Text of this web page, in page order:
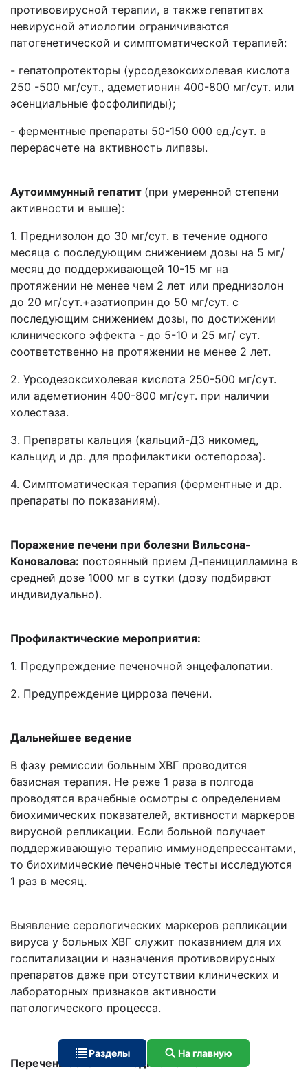
противовирусной терапии, а также гепатитах
невирусной этиологии ограничиваются
патогенетической и симптоматической терапией:
- гепатопротекторы (урсодезоксихолевая кислота
250 -500 мг/сут., адеметионин 400-800 мг/сут. или
эсенциальные фосфолипиды);
- ферментные препараты 50-150 000 ед./сут. в
перерасчете на активность липазы.
Аутоиммунный гепатит (при умеренной степени
активности и выше):
1. Преднизолон до 30 мг/сут. в течение одного
месяца с последующим снижением дозы на 5 мг/
месяц до поддерживающей 10-15 мг на
протяжении не менее чем 2 лет или преднизолон
до 20 мг/сут.+азатиоприн до 50 мг/сут. с
последующим снижением дозы, по достижении
клинического эффекта - до 5-10 и 25 мг/ сут.
соответственно на протяжении не менее 2 лет.
2. Урсодезоксихолевая кислота 250-500 мг/сут.
или адеметионин 400-800 мг/сут. при наличии
холестаза.
3. Препараты кальция (кальций-Д3 никомед,
кальцид и др. для профилактики остепороза).
4. Симптоматическая терапия (ферментные и др.
препараты по показаниям).
Поражение печени при болезни Вильсона-
Коновалова: постоянный прием Д-пеницилламина в
средней дозе 1000 мг в сутки (дозу подбирают
индивидуально).
Профилактические мероприятия:
1. Предупреждение печеночной энцефалопатии.
2. Предупреждение цирроза печени.
Дальнейшее ведение
В фазу ремиссии больным ХВГ проводится
базисная терапия. Не реже 1 раза в полгода
проводятся врачебные осмотры с определением
биохимических показателей, активности маркеров
вирусной репликации. Если больной получает
поддерживающую терапию иммунодепрессантами,
то биохимические печеночные тесты исследуются
1 раз в месяц.
Выявление серологических маркеров репликации
вируса у больных ХВГ служит показанием для их
госпитализации и назначения противовирусных
препаратов даже при отсутствии клинических и
лабораторных признаков активности
патологического процесса.
Перечень основных медикаментов:
Разделы На главную